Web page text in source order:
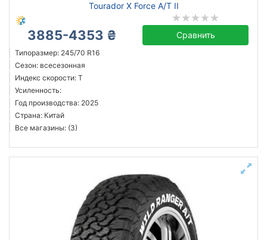
Tourador X Force A/T II
3885-4353 ₴ Сравнить
Типоразмер: 245/70 R16
Сезон: всесезонная
Индекс скорости: T
Усиленность:
Год производства: 2025
Страна: Китай
Все магазины: (3)